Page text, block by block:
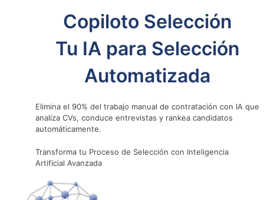
normativo debido a la entrada en vigor de la
Norma de Carácter General 327 (NCG 327), la
cual exigía implementar mecanismos para que los
afiliados pudieran retractarse de solicitudes
realizadas el mismo día, la administradora
proceso manual en una solución digital accesible,
eficiente y auditable que permitiera a los
afiliados ejercer su derecho al retracto sin
sucursal.
Copiloto Selección
Tu IA para Selección
Automatizada
Elimina el 90% del trabajo manual de contratación con IA que
analiza CVs, conduce entrevistas y rankea candidatos
automáticamente.
Transforma tu Proceso de Selección con Inteligencia
Artificial Avanzada